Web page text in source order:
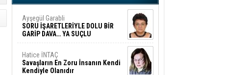
Ayşegül Garabli
SORU İŞARETLERİYLE DOLU BİR
GARİP DAVA… YA SUÇLU
DEĞİLSE???
Hatice İNTAÇ
Savaşların En Zoru İnsanın Kendi
Kendiyle Olanıdır